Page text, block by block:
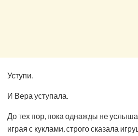
Уступи.
И Вера уступала.
До тех пор, пока однажды не
играя с куклами, строго сказала